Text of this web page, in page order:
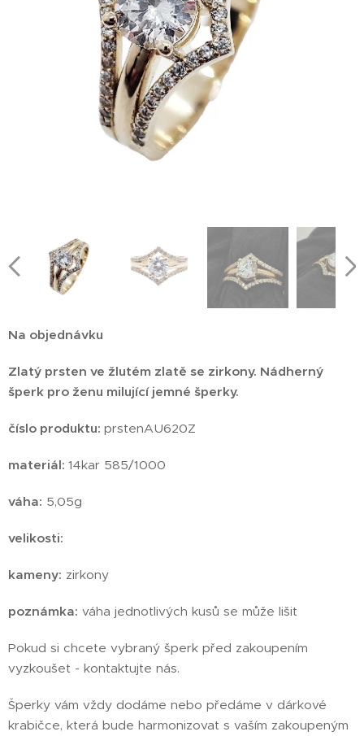
Na objednávku
Zlatý prsten ve žlutém zlatě se zirkony. Nádherný
šperk pro ženu milující jemné šperky.
číslo produktu: prstenAU620Z
materiál: 14kar 585/1000
váha: 5,05g
velikosti:
kameny: zirkony
poznámka: váha jednotlivých kusů se může lišit
Pokud si chcete vybraný šperk před zakoupením
vyzkoušet - kontaktujte nás.
Šperky vám vždy dodáme nebo předáme v dárkové
krabičce, která bude harmonizovat s vaším zakoupeným